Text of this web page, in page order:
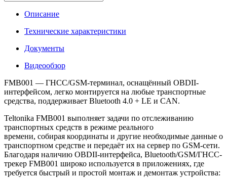
Описание
Технические характеристики
Документы
Видеообзор
FMB001 — ГНСС/GSM-терминал, оснащённый OBDII-
интерфейсом, легко монтируется на любые транспортные
средства, поддерживает Bluetooth 4.0 + LE и CAN.
Teltonika FMB001 выполняет задачи по отслеживанию
транспортных средств в режиме реального
времени, собирая координаты и другие необходимые данные о
транспортном средстве и передаёт их на сервер по GSM-сети.
Благодаря наличию OBDII-интерфейса, Bluetooth/GSM/ГНСС-
трекер FMB001 широко используется в приложениях, где
требуется быстрый и простой монтаж и демонтаж устройства: